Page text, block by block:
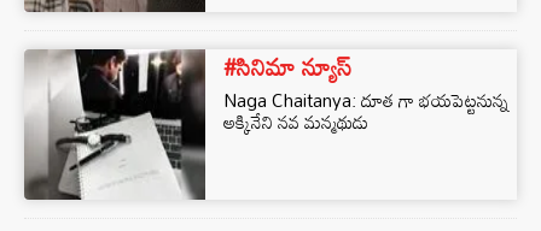
#సినిమా న్యూస్
Naga Chaitanya: దూత గా భయపెట్టనున్న
అక్కినేని నవ మన్మథుడు